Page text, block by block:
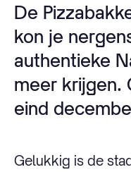
De
kon je
authentieke
meer krijgen.
eind
Gelukkig is de